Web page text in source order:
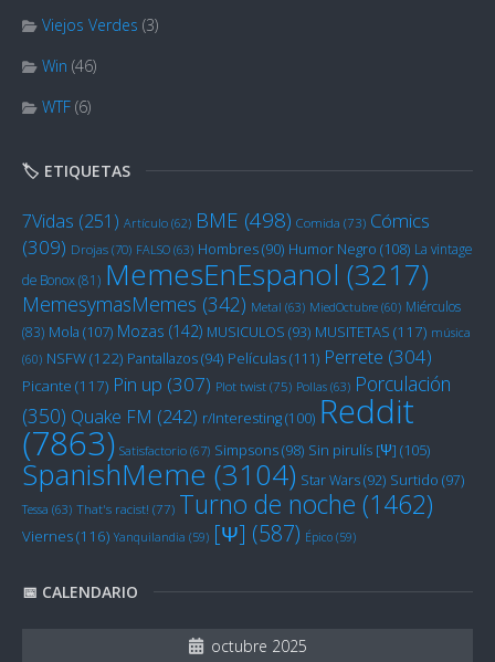
Viejos Verdes (3)
Win (46)
WTF (6)
🏷️ ETIQUETAS
7Vidas (251) Artículo (62) BME (498) Comida (73) Cómics
(309) Drojas (70) FALSO (63) Hombres(90) Humor Negro (108) La vintage
de Bonox(81) MemesEnEspanol (3217)
MemesymasMemes (342) Metal (63) MiedOctubre (60) Miérculos
(83) Mola (107) Mozas (142) MUSICULOS (93) MUSITETAS (117) música
(60) NSFW(122) Pantallazos(94) Películas(111) Perrete (304)
Picante (117) Pin up (307) Plot twist (75) Pollas (63) Porculación
(350) Quake FM (242) r/Interesting(100) Reddit
(7863) Satisfactorio (67) Simpsons(98) Sin pirulís [Ψ] (105)
SpanishMeme (3104) Star Wars(92) Surtido (97)
Tessa (63) That's racist! (77) Turno de noche (1462)
Viernes(116) Yanquilandia (59) [Ψ] (587) Épico (59)
📅 CALENDARIO
octubre 2025